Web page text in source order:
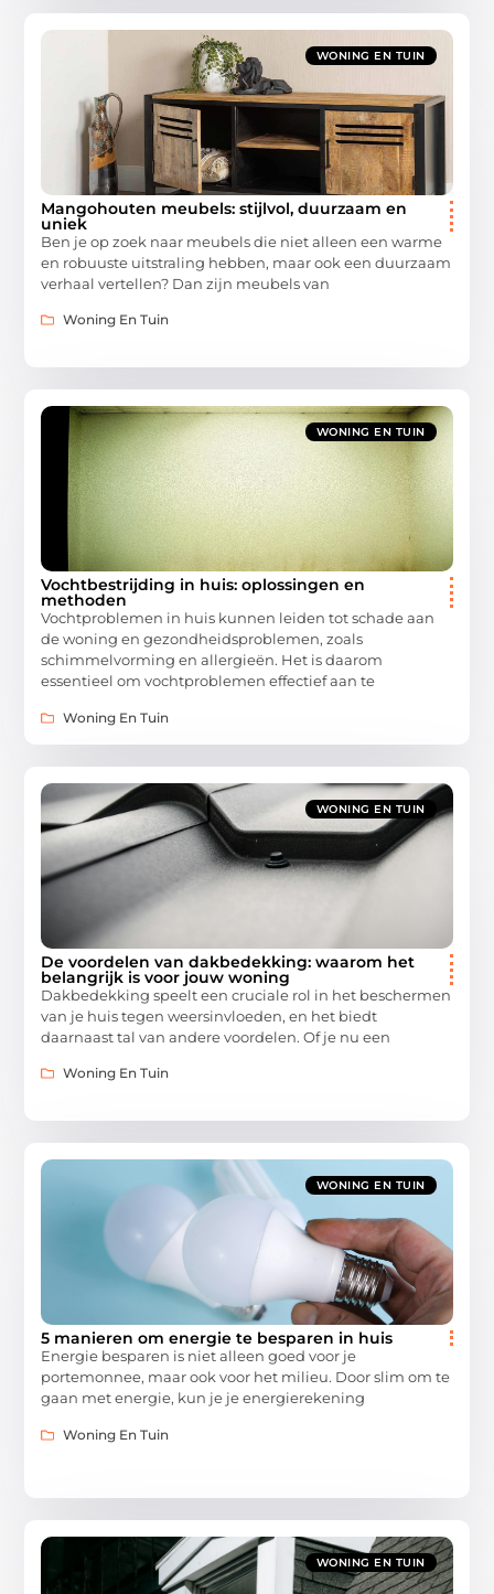
WONING EN TUIN
Mangohouten meubels: stijlvol, duurzaam en
uniek
Ben je op zoek naar meubels die niet alleen een warme
en robuuste uitstraling hebben, maar ook een duurzaam
verhaal vertellen? Dan zijn meubels van
Woning En Tuin
WONING EN TUIN
Vochtbestrijding in huis: oplossingen en
methoden
Vochtproblemen in huis kunnen leiden tot schade aan
de woning en gezondheidsproblemen, zoals
schimmelvorming en allergieën. Het is daarom
essentieel om vochtproblemen effectief aan te
Woning En Tuin
WONING EN TUIN
De voordelen van dakbedekking: waarom het
belangrijk is voor jouw woning
Dakbedekking speelt een cruciale rol in het beschermen
van je huis tegen weersinvloeden, en het biedt
daarnaast tal van andere voordelen. Of je nu een
Woning En Tuin
WONING EN TUIN
5 manieren om energie te besparen in huis
Energie besparen is niet alleen goed voor je
portemonnee, maar ook voor het milieu. Door slim om te
gaan met energie, kun je je energierekening
Woning En Tuin
WONING EN TUIN